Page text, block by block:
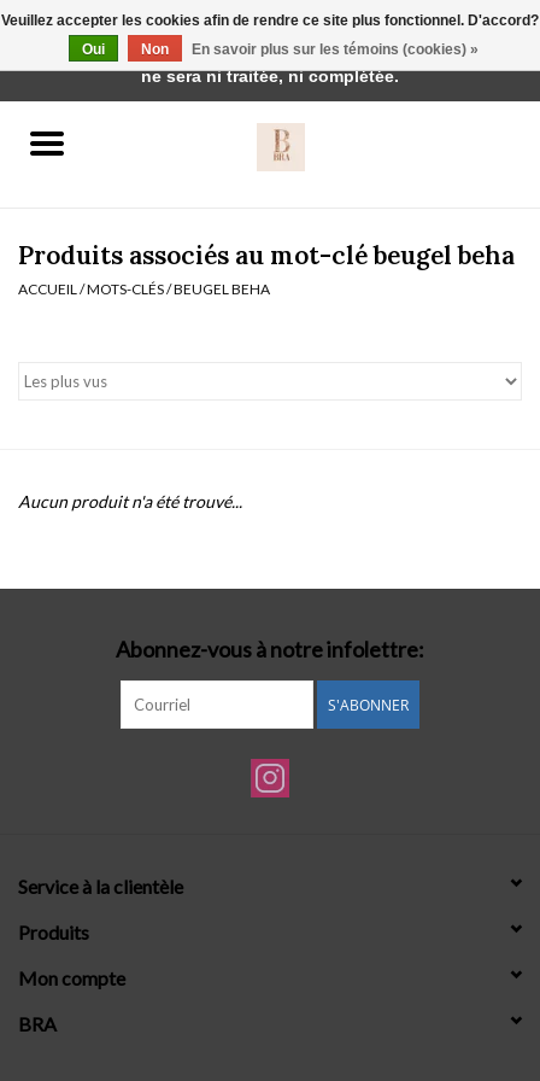
Réduction
Produits associés au mot-clé beugel beha
ACCUEIL /MOTS-CLÉS/BEUGEL BEHA
Aucun produit n'a été trouvé...
Abonnez-vous à notre infolettre:
S'ABONNER
Service à la clientèle
Produits
Mon compte
BRA
Veuillez accepter les cookies afin de rendre ce site plus fonctionnel. D'accord?
Oui
Non En savoir plus sur les témoins (cookies) »
Cette boutique est en construction. Toute commande passée
ne sera ni traitée, ni complétée.